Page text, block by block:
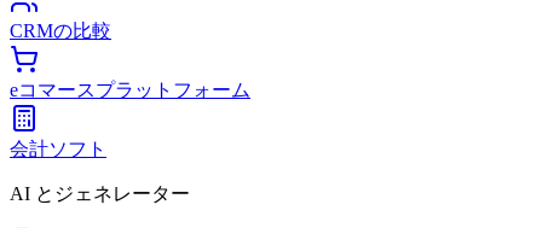
CRMの比較
eコマースプラットフォーム
会計ソフト
AI とジェネレーター